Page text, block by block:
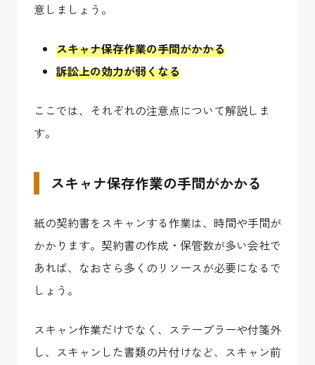
意しましょう。
スキャナ保存作業の手間がかかる
訴訟上の効力が弱くなる
ここでは、それぞれの注意点について解説しま
す。
スキャナ保存作業の手間がかかる
紙の契約書をスキャンする作業は、時間や手間が
かかります。契約書の作成・保管数が多い会社で
あれば、なおさら多くのリソースが必要になるで
しょう。
スキャン作業だけでなく、ステープラーや付箋外
し、スキャンした書類の片付けなど、スキャン前